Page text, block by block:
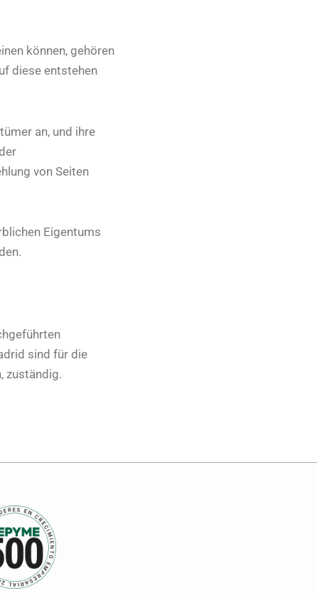
können, gehören
diese entstehen
an, und ihre
von Seiten
Eigentums
sind für die
zuständig.